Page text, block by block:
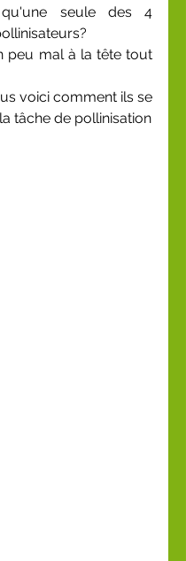
qu'une seule des 4
peu mal à la tête tout
voici comment ils se
tâche de pollinisation